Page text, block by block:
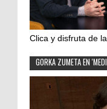
Clica y disfruta de
GORKA ZUMETA EN